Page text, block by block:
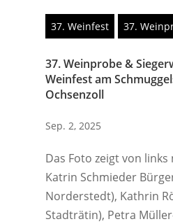
37. Weinfest 37.
37. Weinprobe &
Weinfest am
Ochsenzoll
Sep. 2, 2025
Das Foto zeigt von links
Katrin Schmieder
Norderstedt), Kathrin
Stadträtin), Petra